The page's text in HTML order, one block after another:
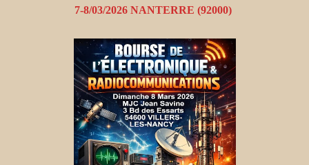
7-8/03/2026 NANTERRE (92000)